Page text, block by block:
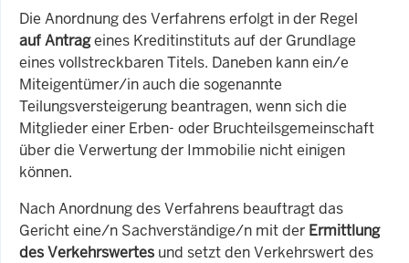
Die Anordnung des Verfahrens erfolgt in der Regel
auf Antrageines Kreditinstituts auf der Grundlage
eines vollstreckbaren Titels. Daneben kann ein/e
Miteigentümer/in auch die sogenannte
Teilungsversteigerung beantragen, wenn sich die
Mitglieder einer Erben- oder Bruchteilsgemeinschaft
über die Verwertung der Immobilie nicht einigen
können.
Nach Anordnung des Verfahrens beauftragt das
Gericht eine/n Sachverständige/n mit der Ermittlung
des Verkehrswertes und setzt den Verkehrswert des